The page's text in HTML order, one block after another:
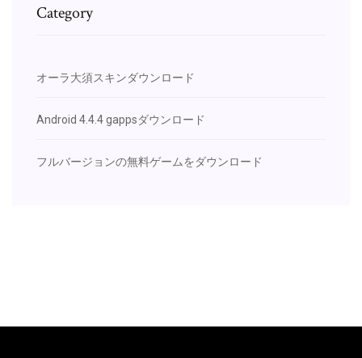
Category
オーラ大須スキンダウンロード
Android 4.4.4 gappsダウンロード
フルバージョンの無料ゲームをダウンロード